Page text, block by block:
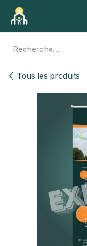
Se rendre au contenu
Tous les produits